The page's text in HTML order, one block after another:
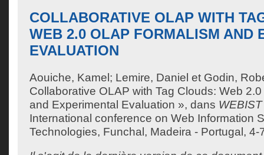
COLLABORATIVE OLAP WITH
WEB 2.0 OLAP FORMALISM AND
EVALUATION
Aouiche, Kamel ; Lemire, Daniel et Godin,
Collaborative OLAP with Tag Clouds: Web
and Experimental Evaluation », dans
International conference on Web Information
Technologies, Funchal, Madeira - Portugal, 4-